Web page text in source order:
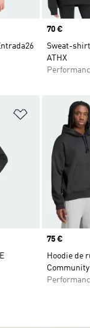
Prix
70 €
Sweat-
ATHX
Ajouter à la
Prix
75 €
Hoodie de